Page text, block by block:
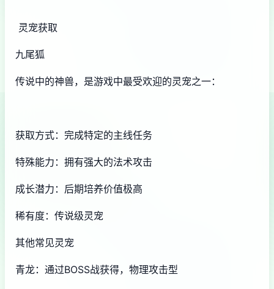
灵宠获取
九尾狐
传说中的神兽，是游戏中最受欢迎的灵宠之一：
获取方式：完成特定的主线任务
特殊能力：拥有强大的法术攻击
成长潜力：后期培养价值极高
稀有度：传说级灵宠
其他常见灵宠
青龙：通过BOSS战获得，物理攻击型